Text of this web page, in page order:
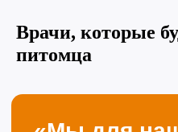
Врачи, которые
питомца
Узнать подробнее